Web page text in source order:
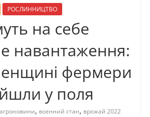
РОСЛИННИЦТВО
на себе
навантаження:
фермери
у поля
агроновини, воєнний стан, врожай 2022